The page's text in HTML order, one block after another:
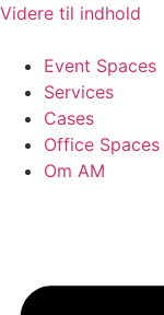
Videre til indhold
Event Spaces
Services
Cases
Office Spaces
Om AM